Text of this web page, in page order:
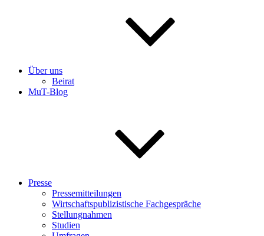
Über uns
Beirat
MuT-Blog
Presse
Pressemitteilungen
Wirtschaftspublizistische Fachgespräche
Stellungnahmen
Studien